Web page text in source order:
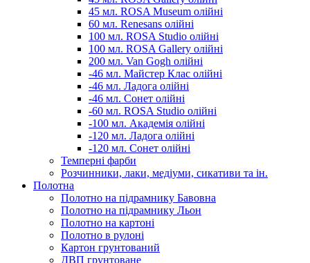
45 мл. ROSA Museum олійні
60 мл. Renesans олійні
100 мл. ROSA Studio олійні
100 мл. ROSA Gallery олійні
200 мл. Van Gogh олійні
-46 мл. Майстер Клас олійні
-46 мл. Ладога олійні
-46 мл. Сонет олійні
-60 мл. ROSA Studio олійні
-100 мл. Академія олійні
-120 мл. Ладога олійні
-120 мл. Сонет олійні
Темперні фарби
Розчинники, лаки, медіуми, сикативи та ін.
Полотна
Полотно на підрамнику Бавовна
Полотно на підрамнику Льон
Полотно на картоні
Полотно в рулоні
Картон грунтований
ДВП грунтоване